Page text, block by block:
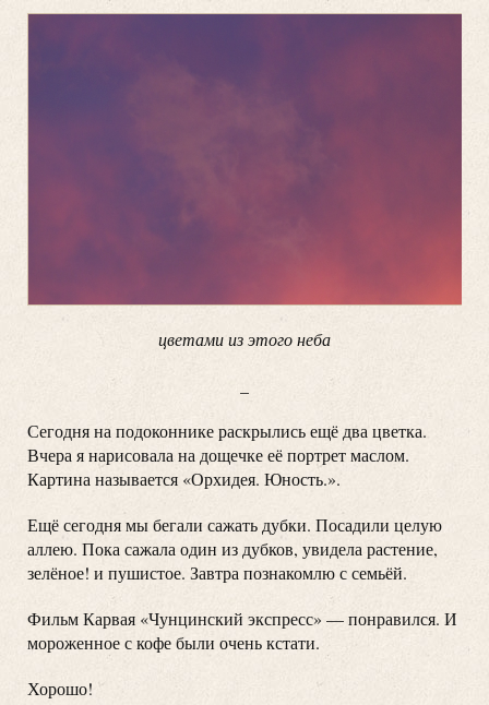
цветами из этого неба
Сегодня на подоконнике раскрылись ещё два цветка.
Вчера я нарисовала на дощечке её портрет маслом.
Картина называется «Орхидея. Юность.».
Ещё сегодня мы бегали сажать дубки. Посадили целую
аллею. Пока сажала один из дубков, увидела растение,
зелёное! и пушистое. Завтра познакомлю с семьёй.
Фильм Карвая «Чунцинский экспресс» — понравился. И
мороженное с кофе были очень кстати.
Хорошо!